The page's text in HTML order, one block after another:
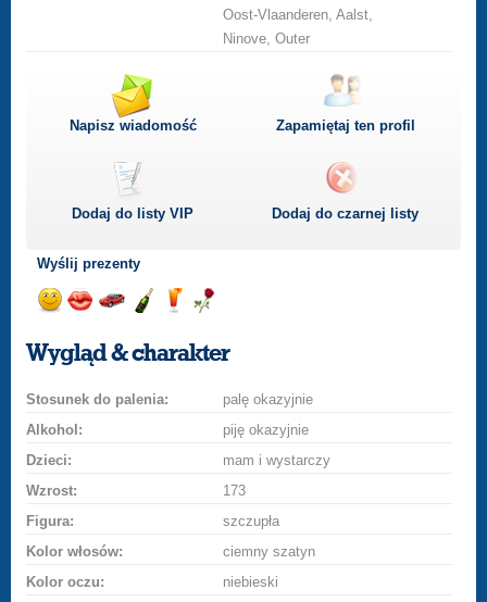
Oost-Vlaanderen, Aalst,
Ninove, Outer
Napisz wiadomość Zapamiętaj ten profil
Dodaj do listyVIP Dodaj do czarnej listy
Wyślij prezenty
uśmiech
buziakasamochodem
szampana
drinka
różę
Wygląd & charakter
Stosunek do palenia:
palę okazyjnie
Alkohol:
piję okazyjnie
Dzieci:
mam i wystarczy
Wzrost:
173
Figura:
szczupła
Kolor włosów:
ciemny szatyn
Kolor oczu:
niebieski